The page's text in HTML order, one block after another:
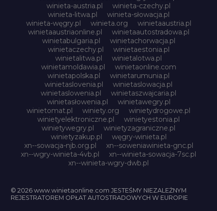
winieta-austria.pl
winieta-czechy.pl
winieta-litwa.pl
winieta-słowacja.pl
winieta-węgry.pl
winieta.org
winietaaustria.pl
winietaaustriaonline.pl
winietaautostradowa.pl
winietabulgaria.pl
winietachorwacja.pl
winietaczechy.pl
winietaestonia.pl
winietalitwa.pl
winietalotwa.pl
winietamoldawia.pl
winietaonline.com
winietapolska.pl
winietarumunia.pl
winietaslovenia.pl
winietaslowacja.pl
winietaslowenia.pl
winietaszwajcaria.pl
winietasłowenia.pl
winietawegry.pl
winietomat.pl
winiety.org
winietydrogowe.pl
winietyelektroniczne.pl
winietyestonia.pl
winietywegry.pl
winietyzagraniczne.pl
winietyzakup.pl
węgry-winieta.pl
xn--sowacja-njb.org.pl
xn--soweniawinieta-gnc.pl
xn--wgry-winieta-4vb.pl
xn--winieta-sowacja-7sc.pl
xn--winieta-wgry-dwb.pl
© 2026 www.winietaonline.com JESTEŚMY NIEZALEŻNYM
REJESTRATOREM OPŁAT AUTOSTRADOWYCH W EUROPIE